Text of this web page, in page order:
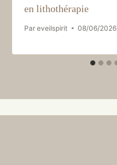
en lithothérapie
Pareveilspirit 08/06/2026